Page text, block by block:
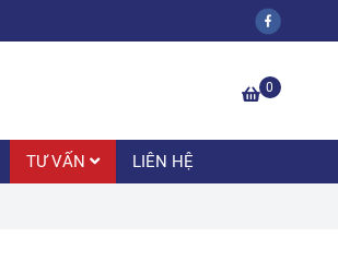
0
TƯ VẤN LIÊN HỆ